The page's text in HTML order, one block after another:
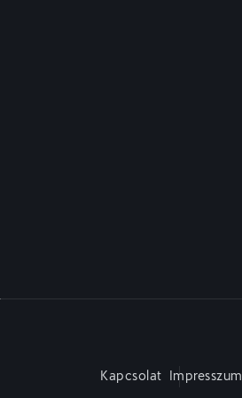
Kapcsolat Impresszum